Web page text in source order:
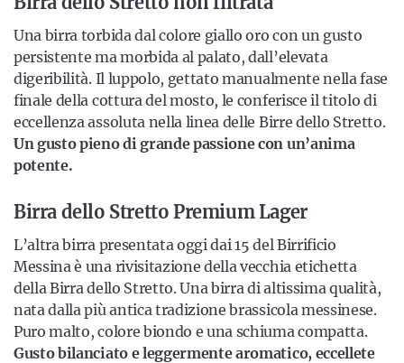
Una birra torbida dal colore giallo oro con un gusto
persistente ma morbida al palato, dall’elevata
digeribilità. Il luppolo, gettato manualmente nella fase
finale della cottura del mosto, le conferisce il titolo di
eccellenza assoluta nella linea delle Birre dello Stretto.
Un gusto pieno di grande passione con un’anima
potente.
Birra dello Stretto Premium Lager
L’altra birra presentata oggi dai 15 del Birrificio
Messina è una rivisitazione della vecchia etichetta
della Birra dello Stretto. Una birra di altissima qualità,
nata dalla più antica tradizione brassicola messinese.
Puro malto, colore biondo e una schiuma compatta.
Gusto bilanciato e leggermente aromatico, eccellete